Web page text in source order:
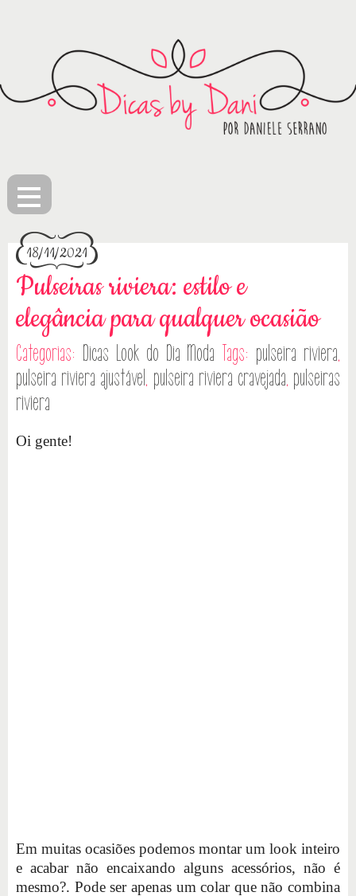
≡
18/11/2021
Pulseiras riviera: estilo e
elegância para qualquer ocasião
Categorias: Dicas Look do Dia Moda Tags: pulseira riviera,
pulseira riviera ajustável, pulseira riviera cravejada, pulseiras
riviera
Oi gente!
Em muitas ocasiões podemos montar um look inteiro
e acabar não encaixando alguns acessórios, não é
mesmo?. Pode ser apenas um colar que não combina